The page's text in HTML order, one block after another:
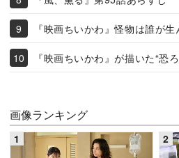
『映画ちいかわ』怪物は誰が
『映画ちいかわ』が描いた“恐
画像ランキング